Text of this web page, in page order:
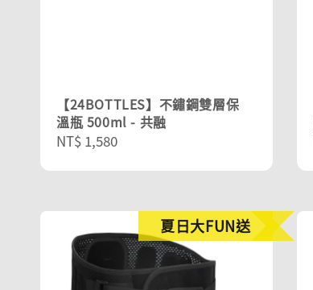
【24BOTTLES】不鏽鋼雙層保
溫瓶 500ml - 共融
Regular
NT$ 1,580
夏日大FUN送